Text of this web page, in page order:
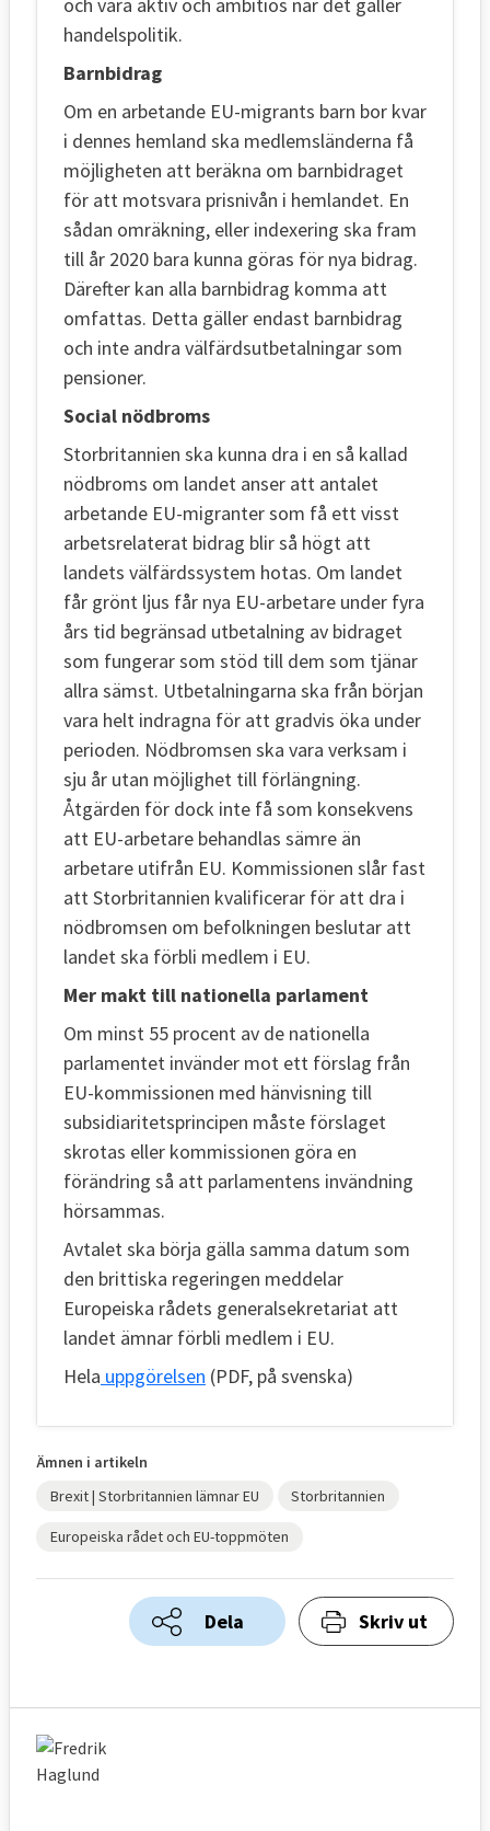
handelspolitik.
Barnbidrag
Om en arbetande EU-migrants barn bor kvar
i dennes hemland ska medlemsländerna få
möjligheten att beräkna om barnbidraget
för att motsvara prisnivån i hemlandet. En
sådan omräkning, eller indexering ska fram
till år 2020 bara kunna göras för nya bidrag.
Därefter kan alla barnbidrag komma att
omfattas. Detta gäller endast barnbidrag
och inte andra välfärdsutbetalningar som
pensioner.
Social nödbroms
Storbritannien ska kunna dra i en så kallad
nödbroms om landet anser att antalet
arbetande EU-migranter som få ett visst
arbetsrelaterat bidrag blir så högt att
landets välfärdssystem hotas. Om landet
får grönt ljus får nya EU-arbetare under fyra
års tid begränsad utbetalning av bidraget
som fungerar som stöd till dem som tjänar
allra sämst. Utbetalningarna ska från början
vara helt indragna för att gradvis öka under
perioden. Nödbromsen ska vara verksam i
sju år utan möjlighet till förlängning.
Åtgärden för dock inte få som konsekvens
att EU-arbetare behandlas sämre än
arbetare utifrån EU. Kommissionen slår fast
att Storbritannien kvalificerar för att dra i
nödbromsen om befolkningen beslutar att
landet ska förbli medlem i EU.
Mer makt till nationella parlament
Om minst 55 procent av de nationella
parlamentet invänder mot ett förslag från
EU-kommissionen med hänvisning till
subsidiaritetsprincipen måste förslaget
skrotas eller kommissionen göra en
förändring så att parlamentens invändning
hörsammas.
Avtalet ska börja gälla samma datum som
den brittiska regeringen meddelar
Europeiska rådets generalsekretariat att
landet ämnar förbli medlem i EU.
Hela uppgörelsen (PDF, på svenska)
Ämnen i artikeln
Brexit | Storbritannien lämnar EU
Storbritannien
Europeiska rådet och EU-toppmöten
Dela Skriv ut